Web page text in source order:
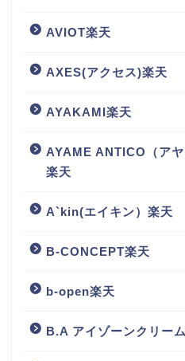
AVIOT楽天
AXES(アクセス)楽天
AYAKAMI楽天
AYAME ANTICO（アヤ
楽天
A`kin(エイキン）楽天
B-CONCEPT楽天
b-open楽天
B.A アイゾーンクリー